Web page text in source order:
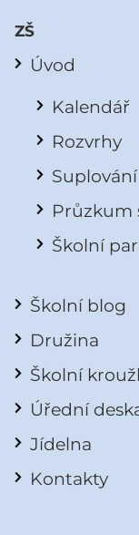
ZŠ
Úvod
Kalendář
Rozvrhy
Suplování
Průzkum
Školní
Školní blog
Družina
Školní
Úřední
Jídelna
Kontakty